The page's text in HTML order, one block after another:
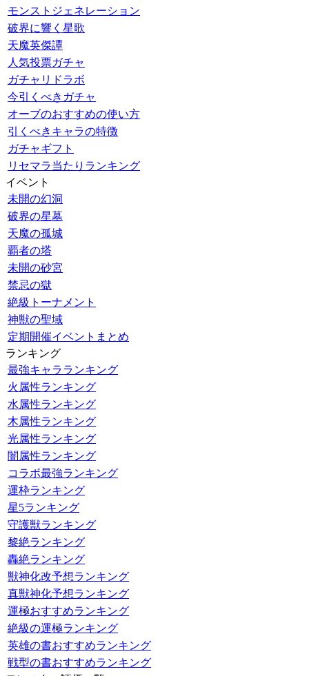
モンストジェネレーション
破界に響く星歌
天魔英傑譚
人気投票ガチャ
ガチャリドラボ
今引くべきガチャ
オーブのおすすめの使い方
引くべきキャラの特徴
ガチャギフト
リセマラ当たりランキング
イベント
未開の幻洞
破界の星墓
天魔の孤城
覇者の塔
未開の砂宮
禁忌の獄
絶級トーナメント
神獣の聖域
定期開催イベントまとめ
ランキング
最強キャラランキング
火属性ランキング
水属性ランキング
木属性ランキング
光属性ランキング
闇属性ランキング
コラボ最強ランキング
運枠ランキング
星5ランキング
守護獣ランキング
黎絶ランキング
轟絶ランキング
獣神化改予想ランキング
真獣神化予想ランキング
運極おすすめランキング
絶級の運極ランキング
英雄の書おすすめランキング
戦型の書おすすめランキング